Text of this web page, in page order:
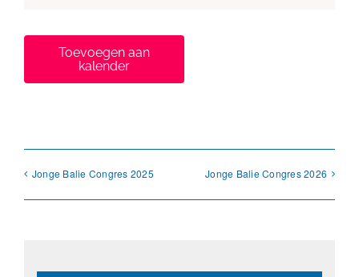
Toevoegen aan
kalender
Jonge Balie Congres 2025 Jonge Balie Congres 2026